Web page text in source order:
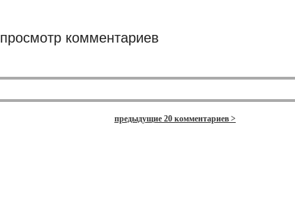
просмотр комментариев
предыдущие 20 комментариев >